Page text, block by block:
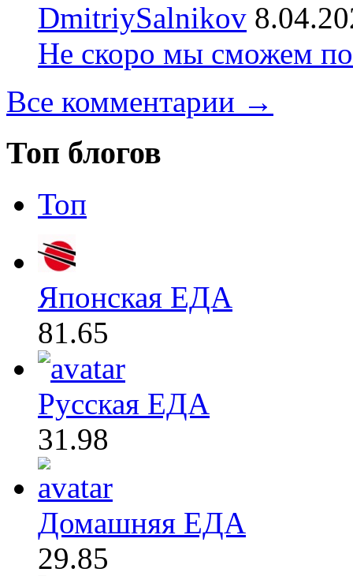
DmitriySalnikov
Не скоро мы сможем
Все комментарии →
Топ блогов
Топ
Японская ЕДА
81.65
Русская ЕДА
31.98
Домашняя ЕДА
29.85